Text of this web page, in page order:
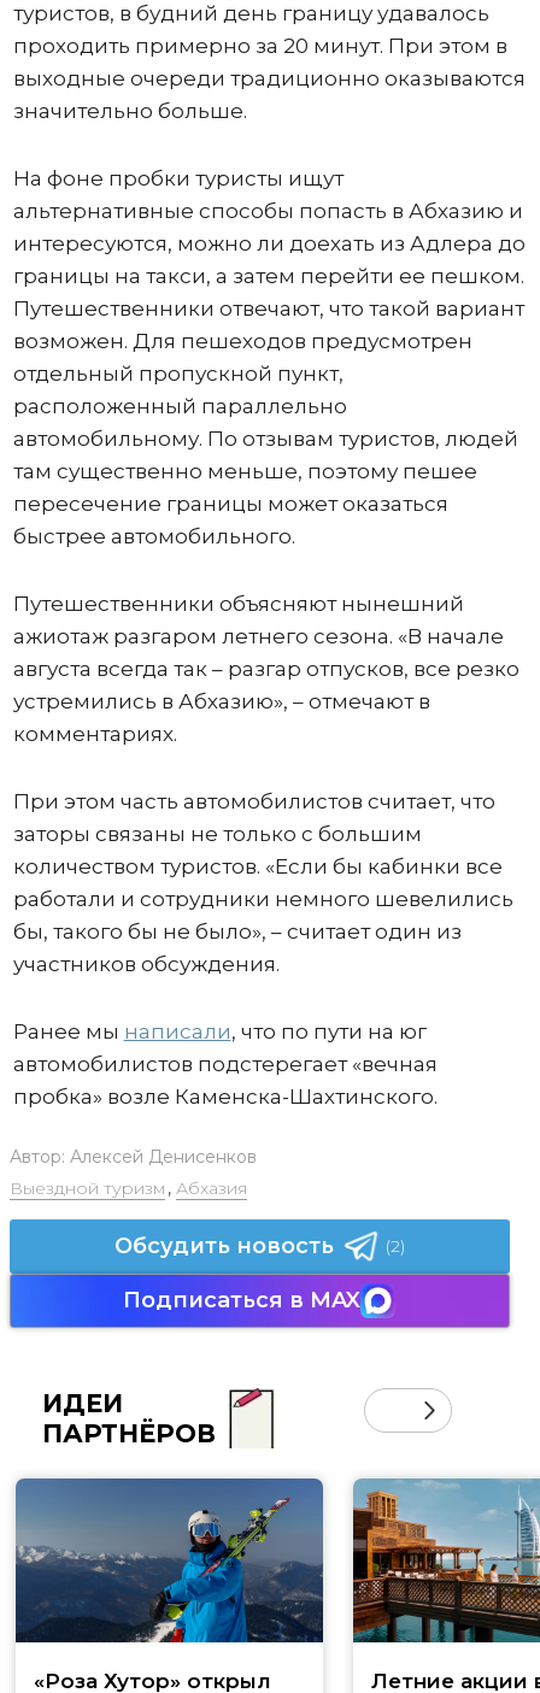
туристов, в будний день границу удавалось
проходить примерно за 20 минут. При этом в
выходные очереди традиционно оказываются
значительно больше.
На фоне пробки туристы ищут
альтернативные способы попасть в Абхазию и
интересуются, можно ли доехать из Адлера до
границы на такси, а затем перейти ее пешком.
Путешественники отвечают, что такой вариант
возможен. Для пешеходов предусмотрен
отдельный пропускной пункт,
расположенный параллельно
автомобильному. По отзывам туристов, людей
там существенно меньше, поэтому пешее
пересечение границы может оказаться
быстрее автомобильного.
Путешественники объясняют нынешний
ажиотаж разгаром летнего сезона. «В начале
августа всегда так – разгар отпусков, все резко
устремились в Абхазию», – отмечают в
комментариях.
При этом часть автомобилистов считает, что
заторы связаны не только с большим
количеством туристов. «Если бы кабинки все
работали и сотрудники немного шевелились
бы, такого бы не было», – считает один из
участников обсуждения.
Ранее мы написали, что по пути на юг
автомобилистов подстерегает «вечная
пробка» возле Каменска-Шахтинского.
Автор: Алексей Денисенков
Выездной туризм , Абхазия
Обсудить новость (2)
Подписаться в MAX
ИДЕИ
ПАРТНЁРОВ
«Роза Хутор» открыл
Летние акции